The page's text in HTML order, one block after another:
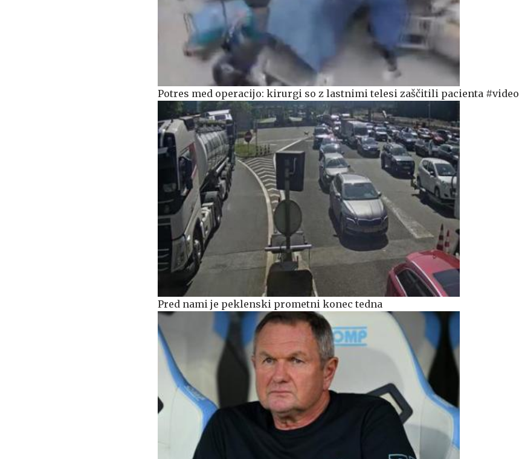
Potres med operacijo: kirurgi so z lastnimi telesi zaščitili pacienta #video
Pred nami je peklenski prometni konec tedna